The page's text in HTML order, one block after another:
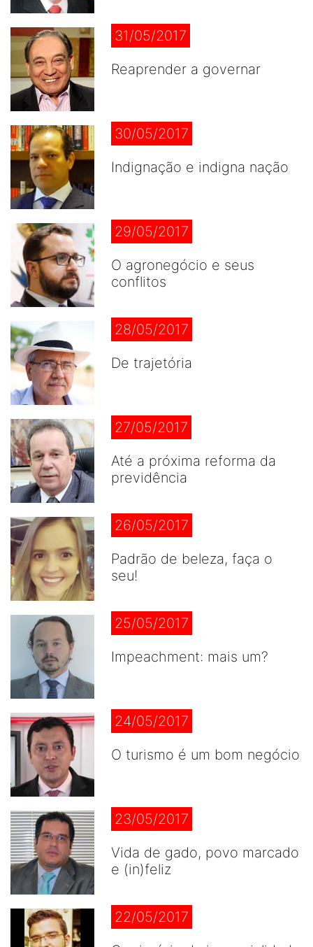
31/05/2017
Reaprender a governar
30/05/2017
Indignação e indigna nação
29/05/2017
O agronegócio e seus
conflitos
28/05/2017
De trajetória
27/05/2017
Até a próxima reforma da
previdência
26/05/2017
Padrão de beleza, faça o
seu!
25/05/2017
Impeachment: mais um?
24/05/2017
O turismo é um bom negócio
23/05/2017
Vida de gado, povo marcado
e (in)feliz
22/05/2017